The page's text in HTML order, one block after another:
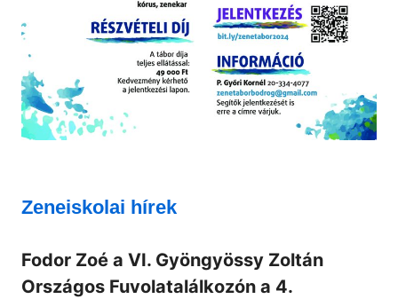
Zeneiskolai hírek
Fodor Zoé a VI. Gyöngyössy Zoltán
Országos Fuvolatalálkozón a 4.